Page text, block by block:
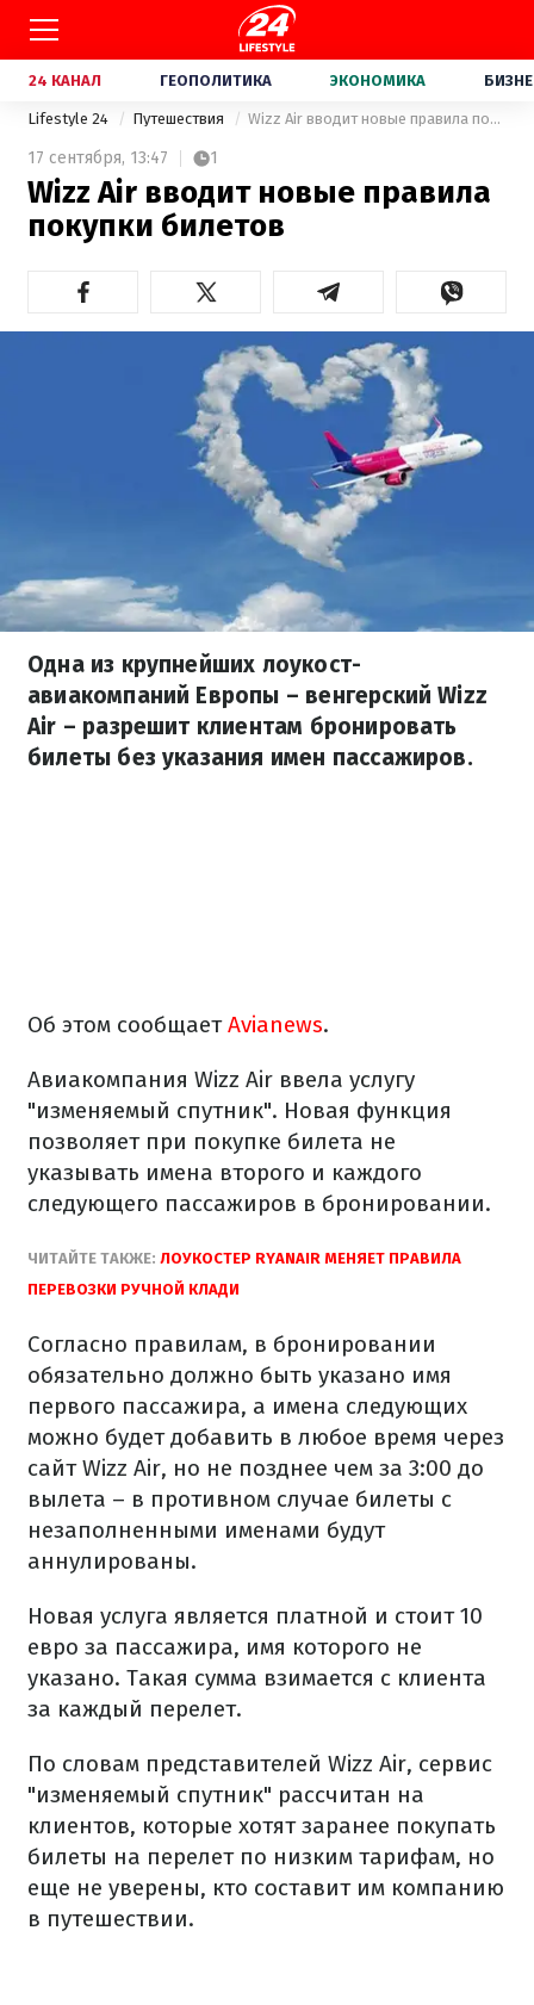
24 КАНАЛ ГЕОПОЛИТИКА ЭКОНОМИКА
Lifestyle 24 Путешествия Wizz Air вводит новые правила покупки билетов
17 сентября, 13:47 1
Wizz Air вводит новые правила
покупки билетов
Одна из крупнейших лоукост-
авиакомпаний Европы – венгерский Wizz
Air – разрешит клиентам бронировать
билеты без указания имен пассажиров.
Об этом сообщаетАvianews.
Авиакомпания Wizz Air ввела услугу
"изменяемый спутник". Новая функция
позволяет при покупке билета не
указывать имена второго и каждого
следующего пассажиров в бронировании.
ЧИТАЙТЕ ТАКЖЕ: ЛОУКОСТЕР RYANAIR МЕНЯЕТ ПРАВИЛА
ПЕРЕВОЗКИ РУЧНОЙ КЛАДИ
Согласно правилам, в бронировании
обязательно должно быть указано имя
первого пассажира, а имена следующих
можно будет добавить в любое время через
сайт Wizz Air, но не позднее чем за 3:00 до
вылета – в противном случае билеты с
незаполненными именами будут
аннулированы.
Новая услуга является платной и стоит 10
евро за пассажира, имя которого не
указано. Такая сумма взимается с клиента
за каждый перелет.
По словам представителей Wizz Air, сервис
"изменяемый спутник" рассчитан на
клиентов, которые хотят заранее покупать
билеты на перелет по низким тарифам, но
еще не уверены, кто составит им компанию
в путешествии.